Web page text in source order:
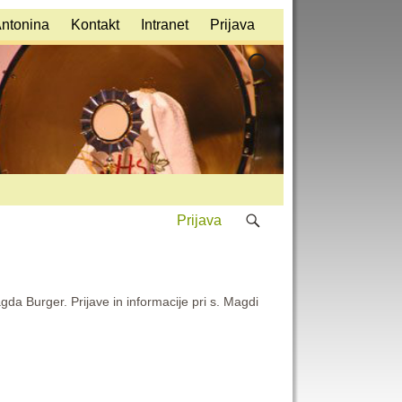
Kontakt Intranet Prijava
Prijava
Burger. Prijave in informacije pri s. Magdi